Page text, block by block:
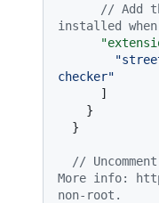
// Add
installed
checker"
]
}
}
//
More info:
non-root.